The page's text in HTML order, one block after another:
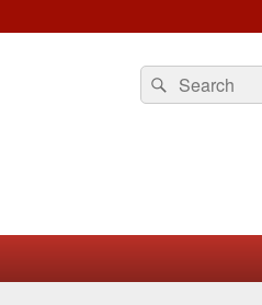
Search
for:
Search